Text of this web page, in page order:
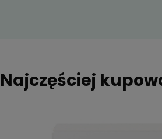
Najczęściej